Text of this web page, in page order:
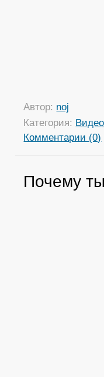
Автор: noj
Категория: Видео
Комментарии (0)
Почему